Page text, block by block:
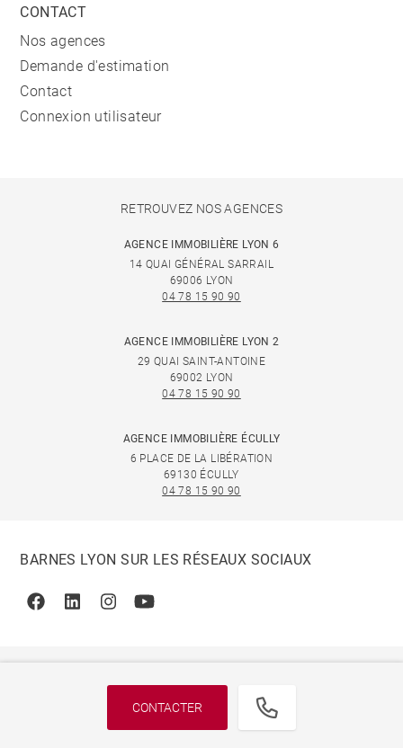
CONTACTER
CONTACT
Nos agences
Demande d'estimation
Contact
Connexion utilisateur
RETROUVEZ NOS AGENCES
AGENCE IMMOBILIÈRE LYON 6
14 QUAI GÉNÉRAL SARRAIL
69006 LYON
04 78 15 90 90
AGENCE IMMOBILIÈRE LYON 2
29 QUAI SAINT-ANTOINE
69002 LYON
04 78 15 90 90
AGENCE IMMOBILIÈRE ÉCULLY
6 PLACE DE LA LIBÉRATION
69130 ÉCULLY
04 78 15 90 90
BARNES LYON SUR LES RÉSEAUX SOCIAUX
FacebookLinkedinInstagramYoutube
© 2026 BARNES, INTERNATIONAL REALTY - BARNES
INTERNATIONAL